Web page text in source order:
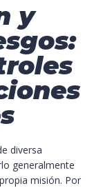
y
diversa
generalmente
misión. Por